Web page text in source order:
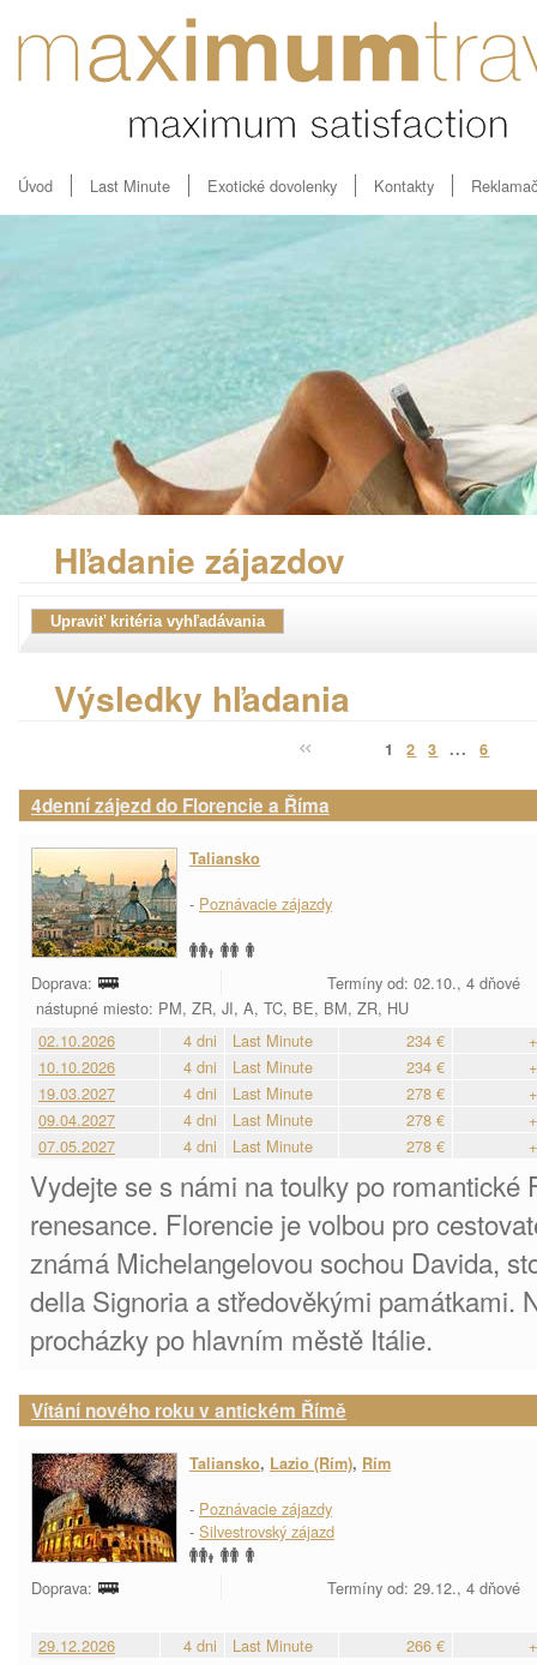
Úvod Last Minute Exotické dovolenky Kontakty
Hľadanie zájazdov
Výsledky hľadania
1 2 3 ...6
4denní zájezd do Florencie a Říma
Taliansko
- Poznávacie zájazdy
Doprava:
Termíny od: 02.10., 4 dňové
nástupné miesto: PM, ZR, JI, A, TC, BE, BM, ZR, HU
02.10.2026
4 dni Last Minute 234 €
10.10.2026
4 dni Last Minute 234 €
19.03.2027
4 dni Last Minute 278 €
09.04.2027
4 dni Last Minute 278 €
07.05.2027
4 dni Last Minute 278 €
Vydejte se s námi na toulky po romantické
renesance. Florencie je volbou pro
známá Michelangelovou sochou Davida,
della Signoria a středověkými památkami.
procházky po hlavním městě Itálie.
Vítání nového roku v antickém Římě
Taliansko, Lazio (Rím), Rím
- Poznávacie zájazdy
- Silvestrovský zájazd
Doprava: Termíny od: 29.12., 4 dňové
29.12.2026 4 dni Last Minute 266 €